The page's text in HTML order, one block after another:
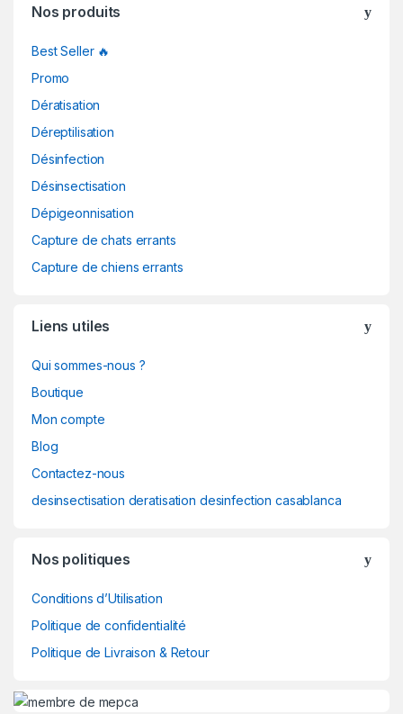
Nos produits
Best Seller 🔥
Promo
Dératisation
Déreptilisation
Désinfection
Désinsectisation
Dépigeonnisation
Capture de chats errants
Capture de chiens errants
Liens utiles
Qui sommes-nous ?
Boutique
Mon compte
Blog
Contactez-nous
desinsectisation deratisation desinfection casablanca
Nos politiques
Conditions d’Utilisation
Politique de confidentialité
Politique de Livraison & Retour